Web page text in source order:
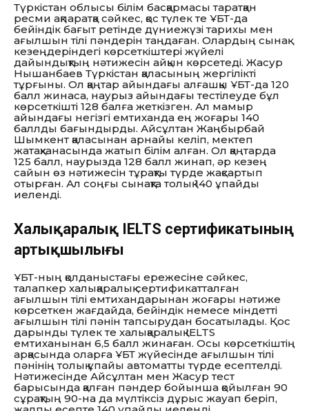
Түркістан облысы білім басқармасы таратқан
ресми ақпаратқа сәйкес, қос түлек те ҰБТ-да
бейіндік бағыт ретінде дүниежүзі тарихы мен
ағылшын тілі пәндерін таңдаған. Олардың сынақ
кезеңдеріндегі көрсеткіштері жүйелі
дайындықтың нәтижесін айқын көрсетеді. Жасур
Нышанбаев Түркістан қаласының жергілікті
тұрғыны. Ол қаңтар айындағы алғашқы ҰБТ-да 120
балл жинаса, наурыз айындағы тестілеуде бұл
көрсеткішті 128 балға жеткізген. Ал мамыр
айындағы негізгі емтиханда ең жоғары 140
баллды бағындырды. Айсұлтан Жаңбырбай
Шымкент қаласынан арнайы келіп, мектеп
жатақханасында жатып білім алған. Ол қаңтарда
125 балл, наурызда 128 балл жинап, әр кезең
сайын өз нәтижесін тұрақты түрде жақсартып
отырған. Ал соңғы сынақта толық 140 ұпайды
иеленді.
Халықаралық IELTS сертификатының
артықшылығы
ҰБТ-ның қолданыстағы ережесіне сәйкес,
талапкер халықаралық сертификатталған
ағылшын тілі емтихандарынан жоғары нәтиже
көрсеткен жағдайда, бейіндік немесе міндетті
ағылшын тілі пәнін тапсырудан босатылады. Қос
дарынды түлек те халықаралық IELTS
емтиханынан 6,5 балл жинаған. Осы көрсеткіштің
арқасында оларға ҰБТ жүйесінде ағылшын тілі
пәнінің толық ұпайы автоматты түрде есептелді.
Нәтижесінде Айсұлтан мен Жасур тест
барысында қалған пәндер бойынша қойылған 90
сұрақтың 90-на да мүлтіксіз дұрыс жауап беріп,